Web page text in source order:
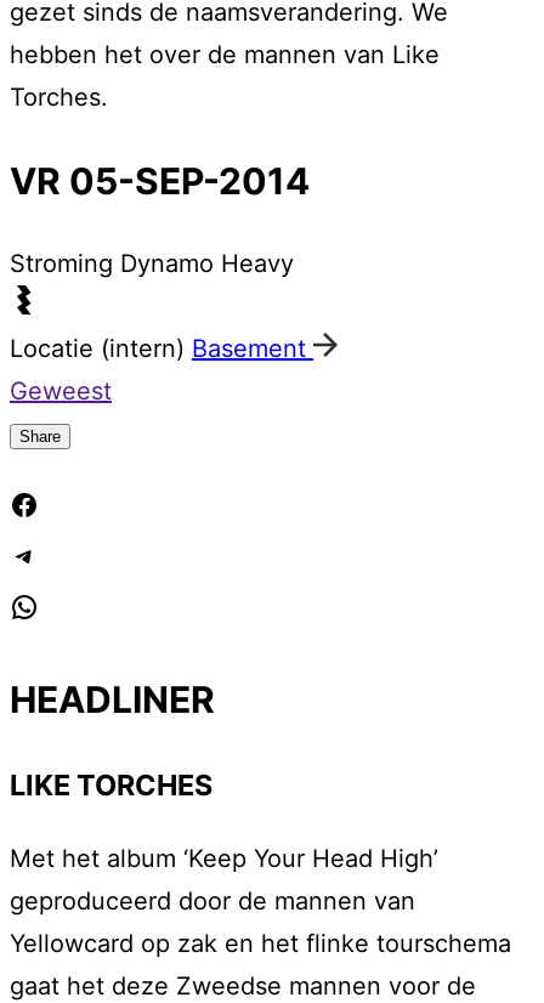
gezet sinds de naamsverandering. We
hebben het over de mannen van Like
Torches.
VR 05-SEP-2014
Stroming Dynamo Heavy
Locatie (intern) Basement
Geweest
Share
HEADLINER
LIKE TORCHES
Met het album ‘Keep Your Head High’
geproduceerd door de mannen van
Yellowcard op zak en het flinke tourschema
gaat het deze Zweedse mannen voor de